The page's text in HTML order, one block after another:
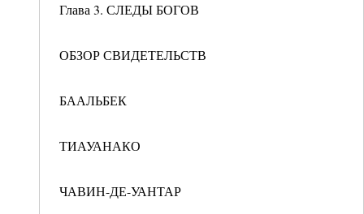
Глава 3. СЛЕДЫ БОГОВ
ОБЗОР СВИДЕТЕЛЬСТВ
БААЛЬБЕК
ТИАУАНАКО
ЧАВИН-ДЕ-УАНТАР